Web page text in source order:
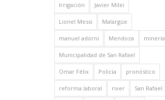
Irrigación Javier Milei
Lionel Messi Malargüe
manuel adorni Mendoza minería
Municipalidad de San Rafael
Omar Félix Policía pronóstico
reforma laboral river San Rafael